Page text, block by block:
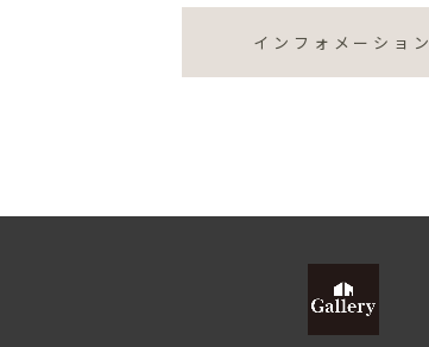
インフォメーション